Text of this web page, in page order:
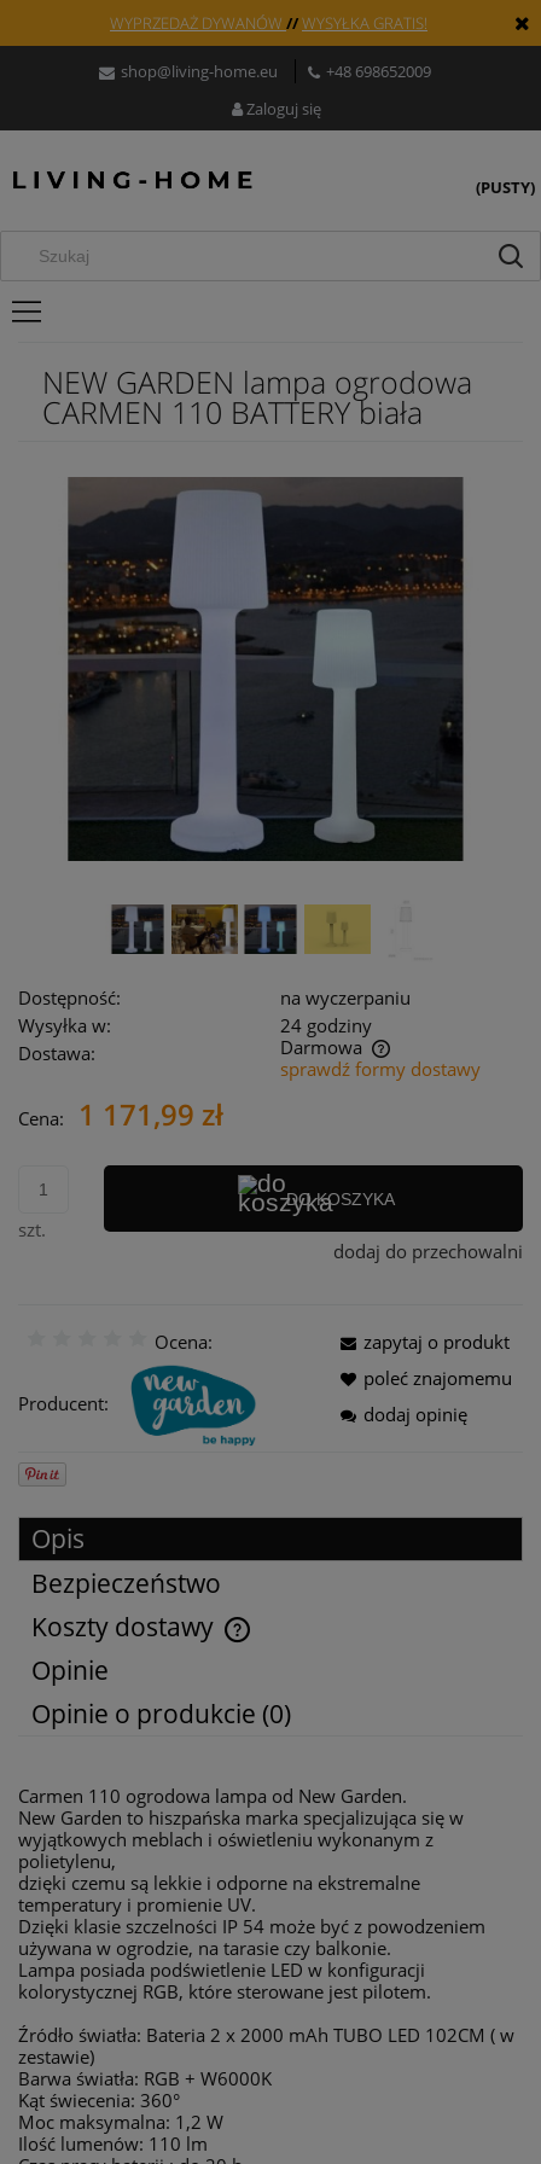
WYPRZEDAŻ DYWANÓW //WYSYŁKA GRATIS!
shop@living-home.eu
+48 698652009
Zaloguj się
(PUSTY)
NEW GARDEN lampa ogrodowa
CARMEN 110 BATTERY biała
Dostępność:
na wyczerpaniu
Wysyłka w:
24 godziny
Dostawa:
Darmowa
Cena nie zawiera ewentualnych kosztów płatności
sprawdź formy dostawy
Cena: 1 171,99 zł
szt.
DO KOSZYKA
dodaj do przechowalni
Ocena:
Producent:
zapytaj o produkt
poleć znajomemu
dodaj opinię
Opis
Bezpieczeństwo
Koszty dostawy
Cena nie zawiera ewentualnych kosztów płatności
Opinie
Opinie o produkcie (0)
Carmen 110 ogrodowa lampa od New Garden.
New Garden to hiszpańska marka specjalizująca się w
wyjątkowych meblach i oświetleniu wykonanym z
polietylenu,
dzięki czemu są lekkie i odporne na ekstremalne
temperatury i promienie UV.
Dzięki klasie szczelności IP 54 może być z powodzeniem
używana w ogrodzie, na tarasie czy balkonie.
Lampa posiada podświetlenie LED w konfiguracji
kolorystycznej RGB, które sterowane jest pilotem.
Źródło światła: Bateria 2 x 2000 mAh TUBO LED 102CM ( w
zestawie)
Barwa światła: RGB + W6000K
Kąt świecenia: 360°
Moc maksymalna: 1,2 W
Ilość lumenów: 110 lm